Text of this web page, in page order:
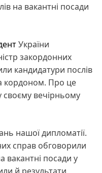
на вакантні посади
України
закордонних
кандидатури послів
кордоном. Про це
своєму вечірньому
нашої дипломатії.
справ обговорили
вакантні посади у